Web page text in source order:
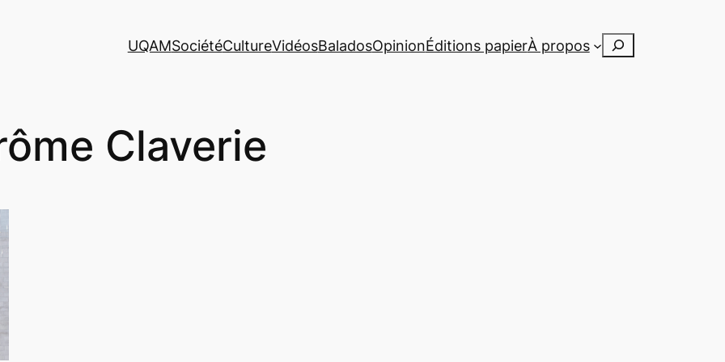
UQAMSociétéCultureVidéosBaladosOpinionÉditions papierÀ propos Rechercher
Claverie